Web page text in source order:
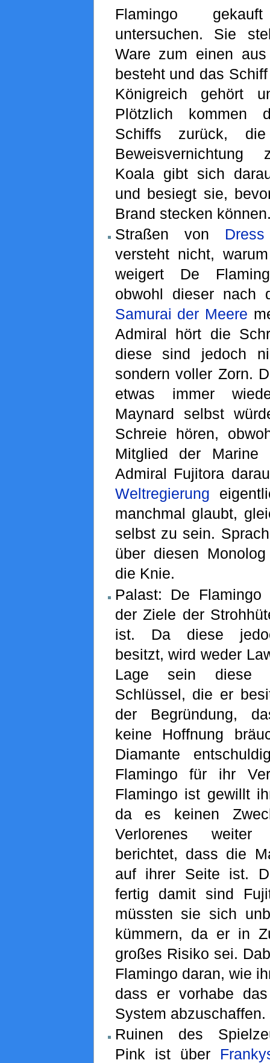
Flamingo
untersuchen. Sie
Ware zum einen
besteht und das
Königreich gehört
Plötzlich kommen
Schiffs zurück,
Beweisvernichtung
Koala gibt sich
und besiegt sie,
Brand stecken
Straßen von
versteht nicht,
weigert De
obwohl dieser nach
Samurai der Meere
Admiral hört die
diese sind jedoch
sondern voller Zorn.
etwas immer
Maynard selbst
Schreie hören,
Mitglied der Marine
Admiral Fujitora
Weltregierung
manchmal glaubt,
selbst zu sein.
über diesen
die Knie.
Palast: De
der Ziele der
ist. Da diese
besitzt, wird weder
Lage sein diese
Schlüssel, die er
der Begründung,
keine Hoffnung
Diamante
Flamingo für ihr
Flamingo ist gewillt
da es keinen
Verlorenes
berichtet, dass die
auf ihrer Seite ist.
fertig damit sind
müssten sie sich
kümmern, da er in
großes Risiko sei.
Flamingo daran, wie
dass er vorhabe
System abzuschaffen.
Ruinen des
Pink ist über